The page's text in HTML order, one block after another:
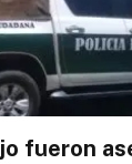
fueron